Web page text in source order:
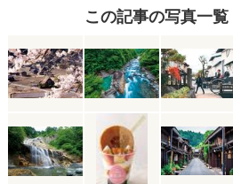
この記事の写真一覧